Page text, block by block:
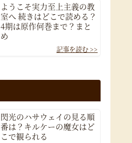
ようこそ実力至上主義の教
室へ 続きはどこで読める？
4期は原作何巻まで？まと
め
閃光のハサウェイの見る順
番は？キルケーの魔女はど
こで観られる